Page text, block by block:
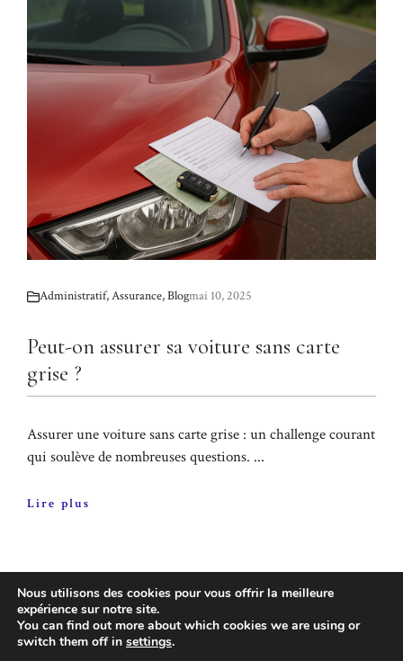
Administratif,Assurance,Blogmai 10, 2025
Peut-on assurer sa voiture sans carte
grise ?
Assurer une voiture sans carte grise : un challenge courant
qui soulève de nombreuses questions. ...
Lire plus
BIENVENUE SUR NOTRE BLOG
Nous utilisons des cookies pour vous offrir la meilleure
expérience sur notre site.
You can find out more about which cookies we are using or
switch them off in settings.